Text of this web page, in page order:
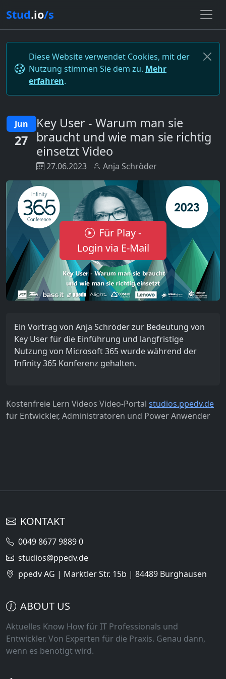
Stud.io/s
Diese Website verwendet Cookies, mit der
Nutzung stimmen Sie dem zu. Mehr
erfahren.
Jun
27
Key User - Warum man sie
braucht und wie man sie richtig
einsetzt Video
27.06.2023 Anja Schröder
Für Play -
Login via E-Mail
Ein Vortrag von Anja Schröder zur Bedeutung von
Key User für die Einführung und langfristige
Nutzung von Microsoft 365 wurde während der
Infinity 365 Konferenz gehalten.
Kostenfreie Lern Videos Video-Portal studios.ppedv.de
für Entwickler, Administratoren und Power Anwender
KONTAKT
0049 8677 9889 0
studios@ppedv.de
ppedv AG | Marktler Str. 15b | 84489 Burghausen
ABOUT US
Aktuelles Know How für IT Professionals und
Entwickler. Von Experten für die Praxis. Genau dann,
wenn es benötigt wird.